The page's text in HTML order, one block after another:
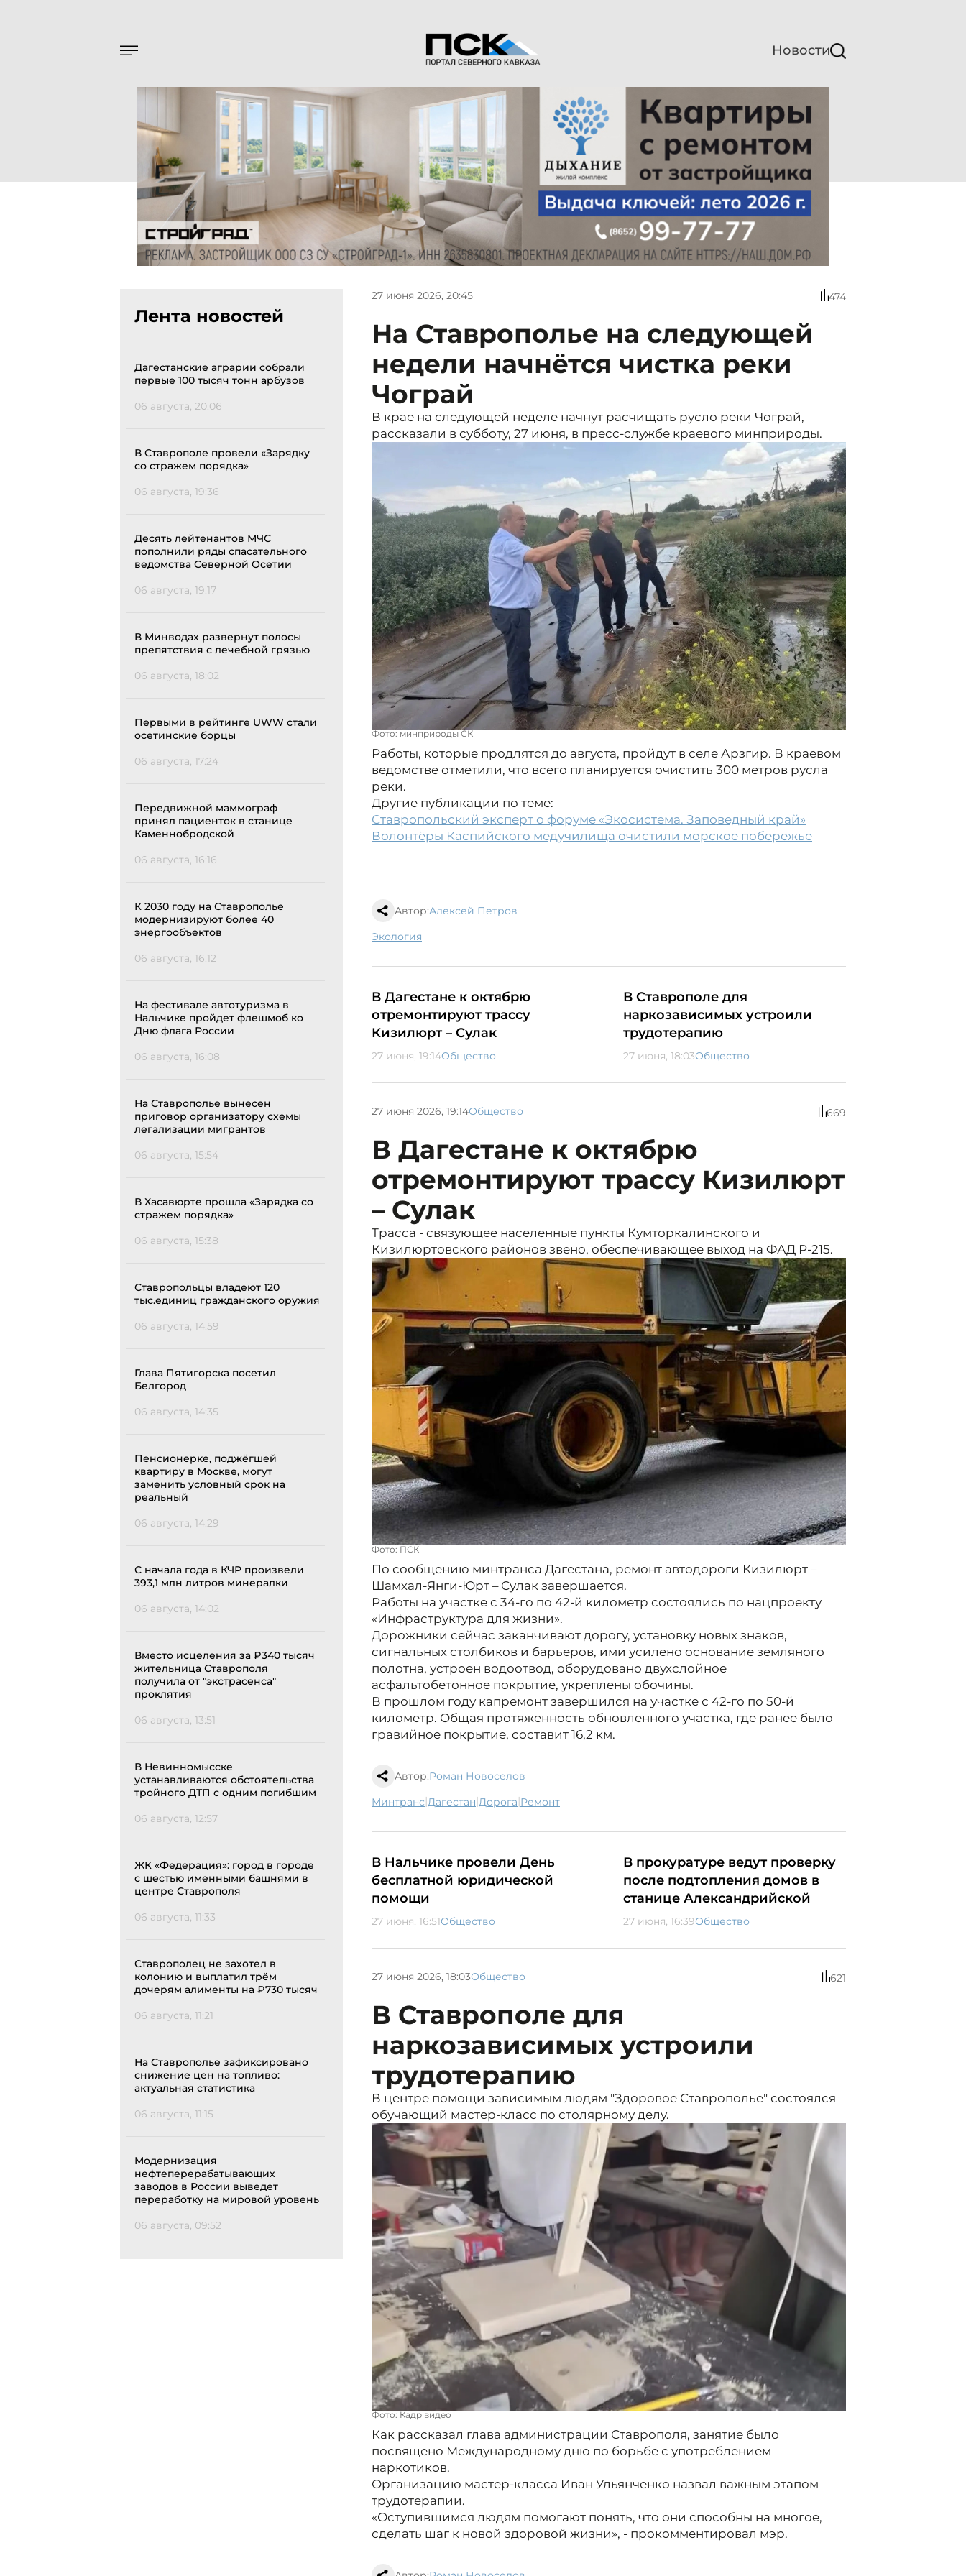
Новости
Лента новостей
Дагестанские аграрии собрали
первые 100 тысяч тонн арбузов
06 августа, 20:06
В Ставрополе провели «Зарядку
со стражем порядка»
06 августа, 19:36
Десять лейтенантов МЧС
пополнили ряды спасательного
ведомства Северной Осетии
06 августа, 19:17
В Минводах развернут полосы
препятствия с лечебной грязью
06 августа, 18:02
Первыми в рейтинге UWW стали
осетинские борцы
06 августа, 17:24
Передвижной маммограф
принял пациенток в станице
Каменнобродской
06 августа, 16:16
К 2030 году на Ставрополье
модернизируют более 40
энергообъектов
06 августа, 16:12
На фестивале автотуризма в
Нальчике пройдет флешмоб ко
Дню флага России
06 августа, 16:08
На Ставрополье вынесен
приговор организатору схемы
легализации мигрантов
06 августа, 15:54
В Хасавюрте прошла «Зарядка со
стражем порядка»
06 августа, 15:38
Ставропольцы владеют 120
тыс.единиц гражданского оружия
06 августа, 14:59
Глава Пятигорска посетил
Белгород
06 августа, 14:35
Пенсионерке, поджёгшей
квартиру в Москве, могут
заменить условный срок на
реальный
06 августа, 14:29
С начала года в КЧР произвели
393,1 млн литров минералки
06 августа, 14:02
Вместо исцеления за ₽340 тысяч
жительница Ставрополя
получила от "экстрасенса"
проклятия
06 августа, 13:51
В Невинномысске
устанавливаются обстоятельства
тройного ДТП с одним погибшим
06 августа, 12:57
ЖК «Федерация»: город в городе
с шестью именными башнями в
центре Ставрополя
06 августа, 11:33
Ставрополец не захотел в
колонию и выплатил трём
дочерям алименты на ₽730 тысяч
06 августа, 11:21
На Ставрополье зафиксировано
снижение цен на топливо:
актуальная статистика
06 августа, 11:15
Модернизация
нефтеперерабатывающих
заводов в России выведет
переработку на мировой уровень
06 августа, 09:52
27 июня 2026, 20:45 474
На Ставрополье на следующей
недели начнётся чистка реки
Чограй
В крае на следующей неделе начнут расчищать русло реки Чограй,
рассказали в субботу, 27 июня, в пресс-службе краевого минприроды.
Фото: минприроды СК
Работы, которые продлятся до августа, пройдут в селе Арзгир. В краевом
ведомстве отметили, что всего планируется очистить 300 метров русла
реки.
Другие публикации по теме:
Ставропольский эксперт о форуме «Экосистема. Заповедный край»
Волонтёры Каспийского медучилища очистили морское побережье
Автор:Алексей Петров
экология
В Дагестане к октябрю
отремонтируют трассу
Кизилюрт – Сулак
27 июня, 19:14Общество
В Ставрополе для
наркозависимых устроили
трудотерапию
27 июня, 18:03Общество
27 июня 2026, 19:14Общество 669
В Дагестане к октябрю
отремонтируют трассу Кизилюрт
– Сулак
Трасса - связующее населенные пункты Кумторкалинского и
Кизилюртовского районов звено, обеспечивающее выход на ФАД Р-215.
Фото: ПСК
По сообщению минтранса Дагестана, ремонт автодороги Кизилюрт –
Шамхал-Янги-Юрт – Сулак завершается.
Работы на участке с 34-го по 42-й километр состоялись по нацпроекту
«Инфраструктура для жизни».
Дорожники сейчас заканчивают дорогу, установку новых знаков,
сигнальных столбиков и барьеров, ими усилено основание земляного
полотна, устроен водоотвод, оборудовано двухслойное
асфальтобетонное покрытие, укреплены обочины.
В прошлом году капремонт завершился на участке с 42-го по 50-й
километр. Общая протяженность обновленного участка, где ранее было
гравийное покрытие, составит 16,2 км.
Автор:Роман Новоселов
минтранс| Дагестан| дорога| ремонт
В Нальчике провели День
бесплатной юридической
помощи
27 июня, 16:51Общество
В прокуратуре ведут проверку
после подтопления домов в
станице Александрийской
27 июня, 16:39Общество
27 июня 2026, 18:03Общество 621
В Ставрополе для
наркозависимых устроили
трудотерапию
В центре помощи зависимым людям "Здоровое Ставрополье" состоялся
обучающий мастер-класс по столярному делу.
Фото: Кадр видео
Как рассказал глава администрации Ставрополя, занятие было
посвящено Международному дню по борьбе с употреблением
наркотиков.
Организацию мастер-класса Иван Ульянченко назвал важным этапом
трудотерапии.
«Оступившимся людям помогают понять, что они способны на многое,
сделать шаг к новой здоровой жизни», - прокомментировал мэр.